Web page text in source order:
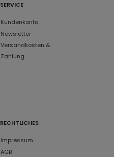
SERVICE
Kundenkonto
Newsletter
Versandkosten &
Zahlung
RECHTLICHES
Impressum
AGB